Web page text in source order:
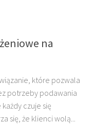
na
które pozwala
potrzeby podawania
czuje się
się, że klienci wolą...